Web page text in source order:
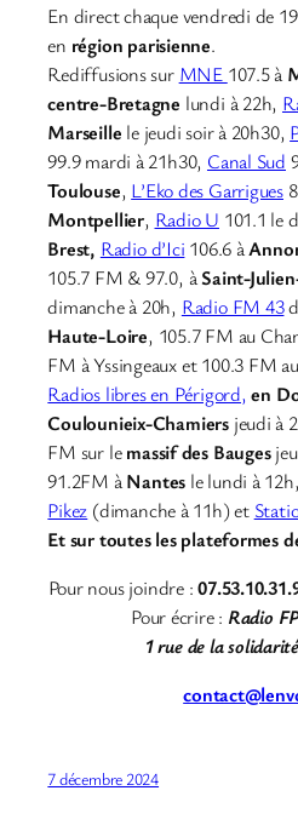
En direct chaque vendredi de
en région parisienne.
Rediffusions sur MNE 107.5 à
centre-Bretagne lundi à 22h,
Marseille le jeudi soir à 20h30,
99.9 mardi à 21h30, Canal Sud
Toulouse, L’Eko des Garrigues
Montpellier, Radio U 101.1 le
Brest, Radio d’Ici 106.6 à
105.7 FM & 97.0, àSaint-
dimanche à 20h, Radio FM 43
Haute-Loire, 105.7 FM au
FM à Yssingeaux et 100.3 FM au
Radios libres en Périgord, en
Coulounieix-Chamiers jeudi à
FM sur lemassif des Bauges
91.2FM àNantes le lundi à
Pikez (dimanche à 11h) et
Et sur toutes les plateformes
Pour nous joindre :
Pour écrire : Radio
1 rue de la
7 décembre 2024